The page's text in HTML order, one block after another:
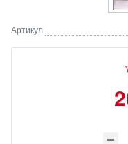
Артикул